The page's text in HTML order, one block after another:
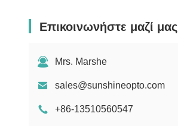
δύναμης
Επικοινωνήστε μαζί μας
Mrs. Marshe
sales@sunshineopto.com
+86-13510560547